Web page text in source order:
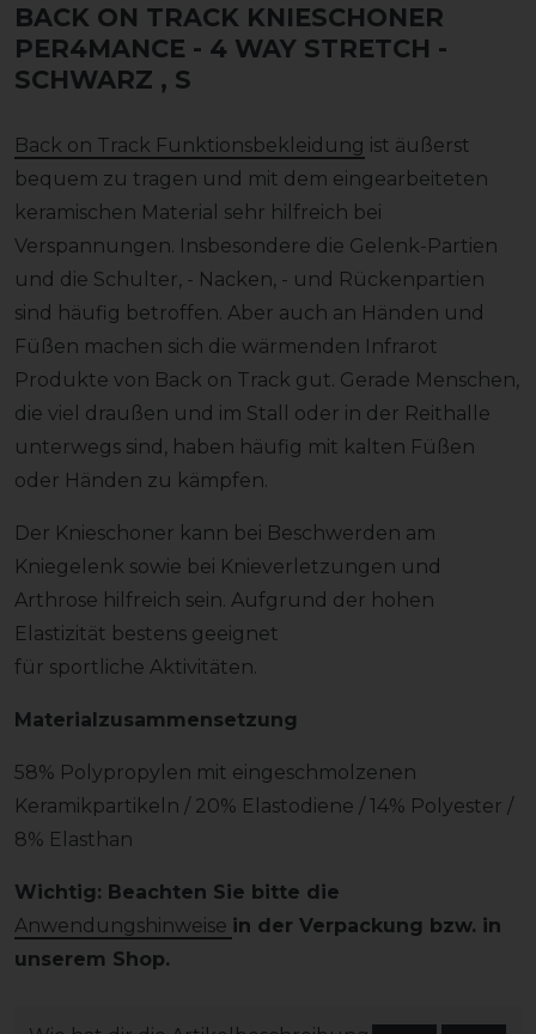
BACK ON TRACK KNIESCHONER
PER4MANCE - 4 WAY STRETCH -
SCHWARZ , S
Back on Track Funktionsbekleidung ist äußerst
bequem zu tragen und mit dem eingearbeiteten
keramischen Material sehr hilfreich bei
Verspannungen. Insbesondere die Gelenk-Partien
und die Schulter, - Nacken, - und Rückenpartien
sind häufig betroffen. Aber auch an Händen und
Füßen machen sich die wärmenden Infrarot
Produkte von Back on Track gut. Gerade Menschen,
die viel draußen und im Stall oder in der Reithalle
unterwegs sind, haben häufig mit kalten Füßen
oder Händen zu kämpfen.
Der Knieschoner kann bei Beschwerden am
Kniegelenk sowie bei Knieverletzungen und
Arthrose hilfreich sein. Aufgrund der hohen
Elastizität bestens geeignet
für sportliche Aktivitäten.
Materialzusammensetzung
58% Polypropylen mit eingeschmolzenen
Keramikpartikeln / 20% Elastodiene / 14% Polyester /
8% Elasthan
Wichtig: Beachten Sie bitte die
Anwendungshinweise in der Verpackung bzw. in
unserem Shop.